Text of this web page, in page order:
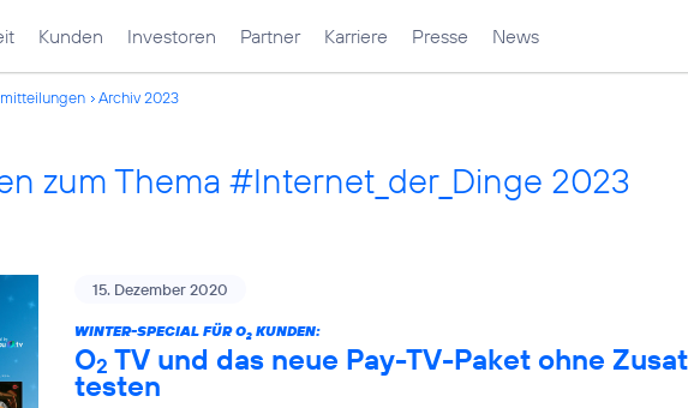
Kunden Investoren Partner Karriere Presse News
Archiv 2023
zum Thema #Internet_der_Dinge 2023
15. Dezember 2020
WINTER-SPECIAL FÜR O2 KUNDEN:
O2 TV und das neue Pay-TV-Paket ohne
testen